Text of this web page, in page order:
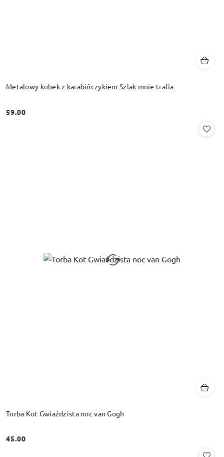
Metalowy kubek z karabińczykiem Szlak mnie trafia
Cena:
59.00
Torba Kot Gwiaździsta noc van Gogh
Cena:
45.00